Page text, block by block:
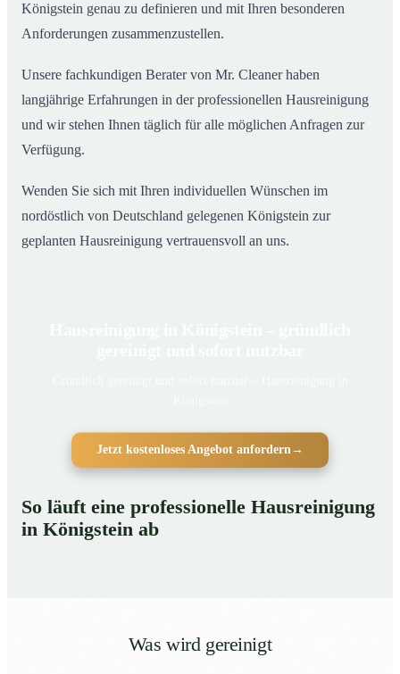
Königstein genau zu definieren und mit Ihren besonderen
Anforderungen zusammenzustellen.
Unsere fachkundigen Berater von Mr. Cleaner haben
langjährige Erfahrungen in der professionellen Hausreinigung
und wir stehen Ihnen täglich für alle möglichen Anfragen zur
Verfügung.
Wenden Sie sich mit Ihren individuellen Wünschen im
nordöstlich von Deutschland gelegenen Königstein zur
geplanten Hausreinigung vertrauensvoll an uns.
Jetzt kostenloses Angebot anfordern→
So läuft eine professionelle Hausreinigung
in Königstein ab
Was wird gereinigt